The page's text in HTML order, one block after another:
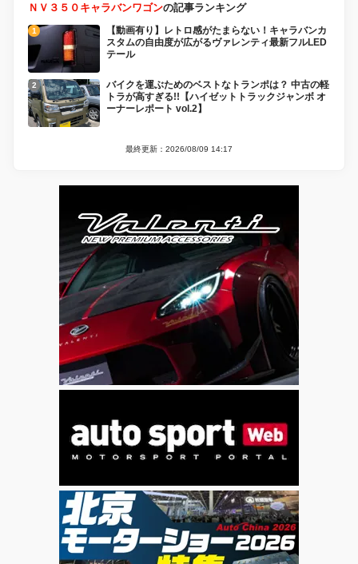
ＮＶ３５０キャラバンワゴンの記事ランキング
【動画有り】レトロ感がたまらない！キャラバンカ
スタムの自由度が広がるヴァレンティ最新フルLED
テール
バイクを運ぶためのベストなトランポは？ 中古の軽
トラが高すぎる!!【ハイゼットトラックジャンボ オ
ーナーレポート vol.2】
最終更新：2026/08/09 14:17